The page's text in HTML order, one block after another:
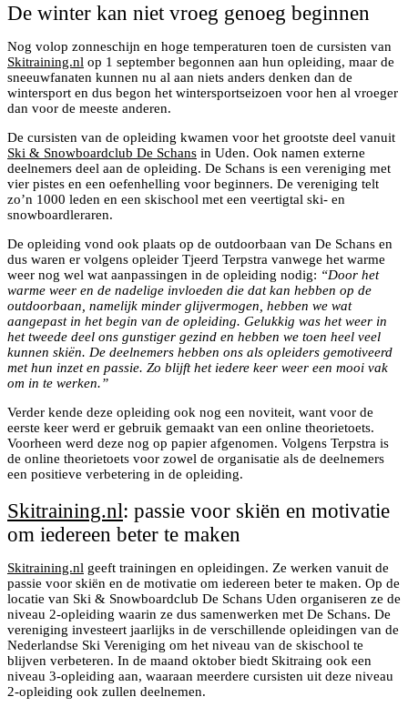
De winter kan niet vroeg genoeg beginnen
Nog volop zonneschijn en hoge temperaturen toen de cursisten van
Skitraining.nl op 1 september begonnen aan hun opleiding, maar de
sneeuwfanaten kunnen nu al aan niets anders denken dan de
wintersport en dus begon het wintersportseizoen voor hen al vroeger
dan voor de meeste anderen.
De cursisten van de opleiding kwamen voor het grootste deel vanuit
Ski & Snowboardclub De Schans in Uden. Ook namen externe
deelnemers deel aan de opleiding. De Schans is een vereniging met
vier pistes en een oefenhelling voor beginners. De vereniging telt
zo’n 1000 leden en een skischool met een veertigtal ski- en
snowboardleraren.
De opleiding vond ook plaats op de outdoorbaan van De Schans en
dus waren er volgens opleider Tjeerd Terpstra vanwege het warme
weer nog wel wat aanpassingen in de opleiding nodig: “Door het
warme weer en de nadelige invloeden die dat kan hebben op de
outdoorbaan, namelijk minder glijvermogen, hebben we wat
aangepast in het begin van de opleiding. Gelukkig was het weer in
het tweede deel ons gunstiger gezind en hebben we toen heel veel
kunnen skiën. De deelnemers hebben ons als opleiders gemotiveerd
met hun inzet en passie. Zo blijft het iedere keer weer een mooi vak
om in te werken.”
Verder kende deze opleiding ook nog een noviteit, want voor de
eerste keer werd er gebruik gemaakt van een online theorietoets.
Voorheen werd deze nog op papier afgenomen. Volgens Terpstra is
de online theorietoets voor zowel de organisatie als de deelnemers
een positieve verbetering in de opleiding.
Skitraining.nl: passie voor skiën en motivatie
om iedereen beter te maken
Skitraining.nl geeft trainingen en opleidingen. Ze werken vanuit de
passie voor skiën en de motivatie om iedereen beter te maken. Op de
locatie van Ski & Snowboardclub De Schans Uden organiseren ze de
niveau 2-opleiding waarin ze dus samenwerken met De Schans. De
vereniging investeert jaarlijks in de verschillende opleidingen van de
Nederlandse Ski Vereniging om het niveau van de skischool te
blijven verbeteren. In de maand oktober biedt Skitraing ook een
niveau 3-opleiding aan, waaraan meerdere cursisten uit deze niveau
2-opleiding ook zullen deelnemen.